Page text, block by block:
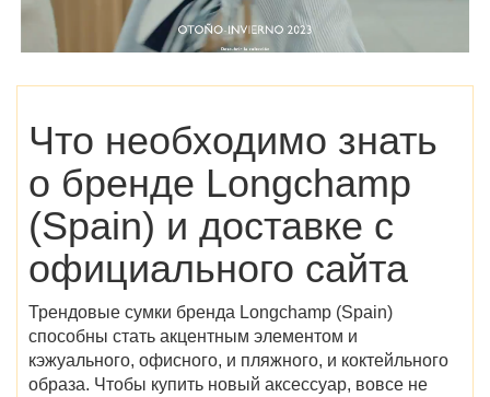
Что необходимо знать
о бренде Longchamp
(Spain) и доставке с
официального сайта
Трендовые сумки бренда Longchamp (Spain)
способны стать акцентным элементом и
кэжуального, офисного, и пляжного, и коктейльного
образа. Чтобы купить новый аксессуар, вовсе не